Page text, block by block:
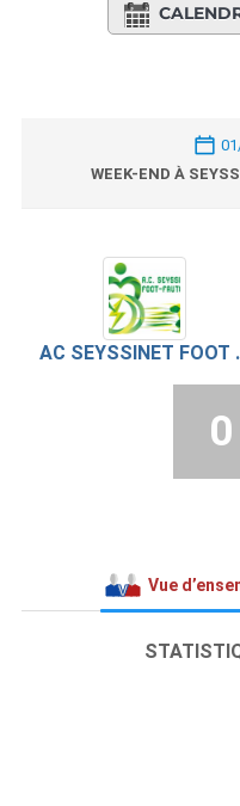
WEEK-END À
AC
0
Vue